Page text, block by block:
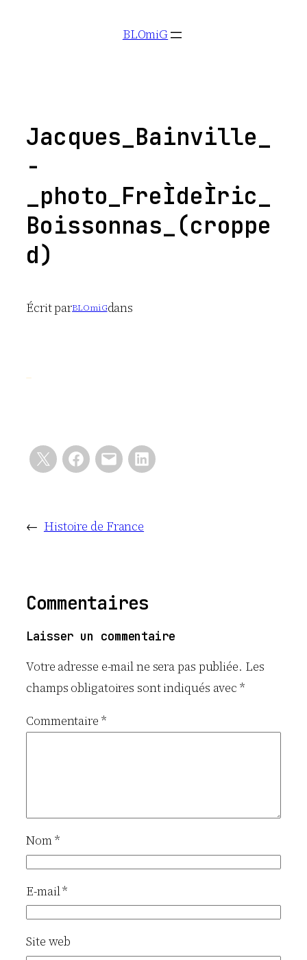
BLOmiG
Jacques_Bainville_
-
_photo_FreÌdeÌric_
Boissonnas_(croppe
d)
Écrit parBLOmiGdans
← Histoire de France
Commentaires
Laisser un commentaire
Votre adresse e-mail ne sera pas publiée. Les
champs obligatoires sont indiqués avec*
Commentaire *
Nom*
E-mail*
Site web